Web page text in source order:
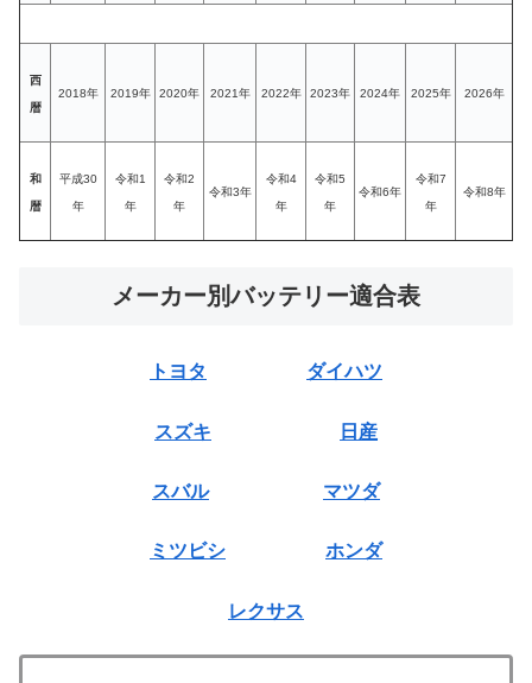
西
暦
2018年 2019年 2020年 2021年 2022年 2023年 2024年 2025年 2026年
和
暦
平成30
年
令和1
年
令和2
年
令和3年
令和4
年
令和5
年
令和6年
令和7
年
令和8年
メーカー別バッテリー適合表
トヨタ ダイハツ
スズキ 日産
スバル マツダ
ミツビシ ホンダ
レクサス